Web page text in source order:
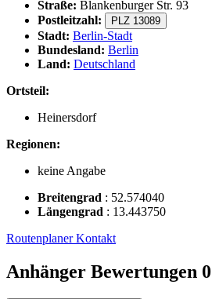
Straße: Blankenburger Str. 93
Postleitzahl:
PLZ 13089
Stadt: Berlin-Stadt
Bundesland: Berlin
Land: Deutschland
Ortsteil:
Heinersdorf
Regionen:
keine Angabe
Breitengrad : 52.574040
Längengrad : 13.443750
RoutenplanerKontakt
Anhänger Bewertungen 0